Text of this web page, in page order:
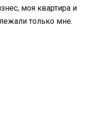
моя квартира и
только мне.